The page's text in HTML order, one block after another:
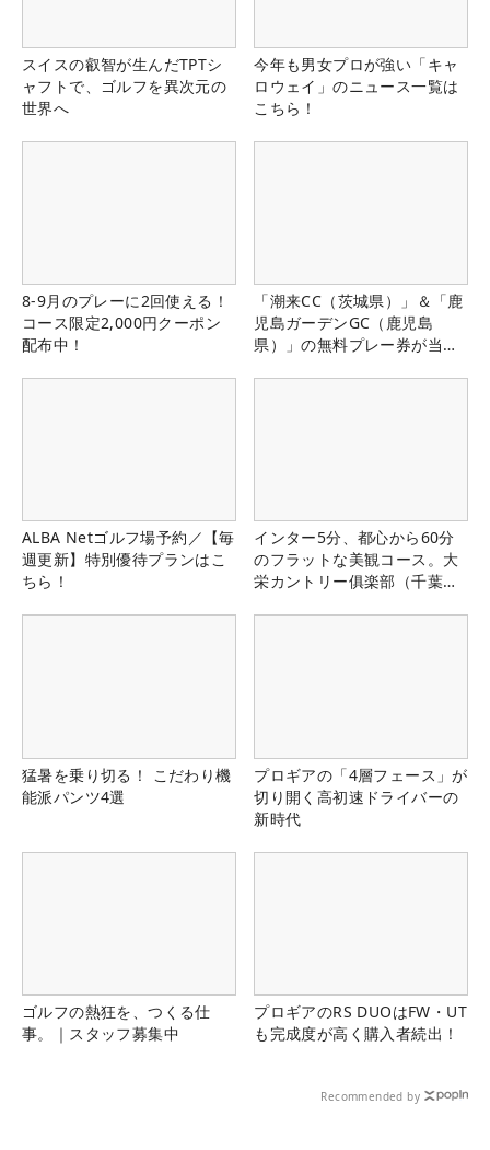
スイスの叡智が生んだTPTシ
ャフトで、ゴルフを異次元の
世界へ
今年も男女プロが強い「キャ
ロウェイ」のニュース一覧は
こちら！
8-9月のプレーに2回使える！
コース限定2,000円クーポン
配布中！
「潮来CC（茨城県）」＆「鹿
児島ガーデンGC（鹿児島
県）」の無料プレー券が当た
ALBA Netゴルフ場予約／【毎
週更新】特別優待プランはこ
ちら！
インター5分、都心から60分
のフラットな美観コース。大
栄カントリー俱楽部（千葉
猛暑を乗り切る！ こだわり機
能派パンツ4選
プロギアの「4層フェース」が
切り開く高初速ドライバーの
新時代
ゴルフの熱狂を、つくる仕
事。｜スタッフ募集中
プロギアのRS DUOはFW・UT
も完成度が高く購入者続出！
Recommended by